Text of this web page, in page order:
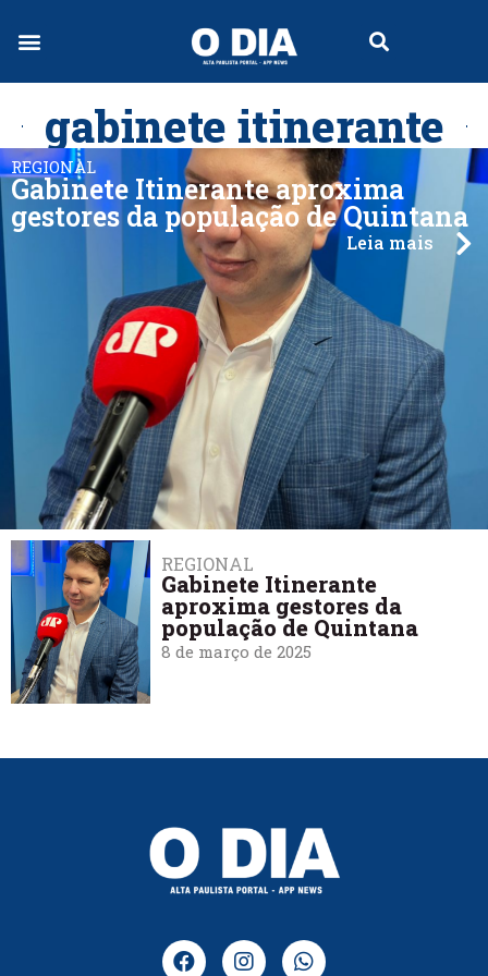
gabinete itinerante
REGIONAL
Gabinete Itinerante aproxima
gestores da população de Quintana
Leia mais
REGIONAL
Gabinete Itinerante
aproxima gestores da
população de Quintana
8 de março de 2025